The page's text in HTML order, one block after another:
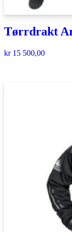
Tørrdrakt
kr15 500,00